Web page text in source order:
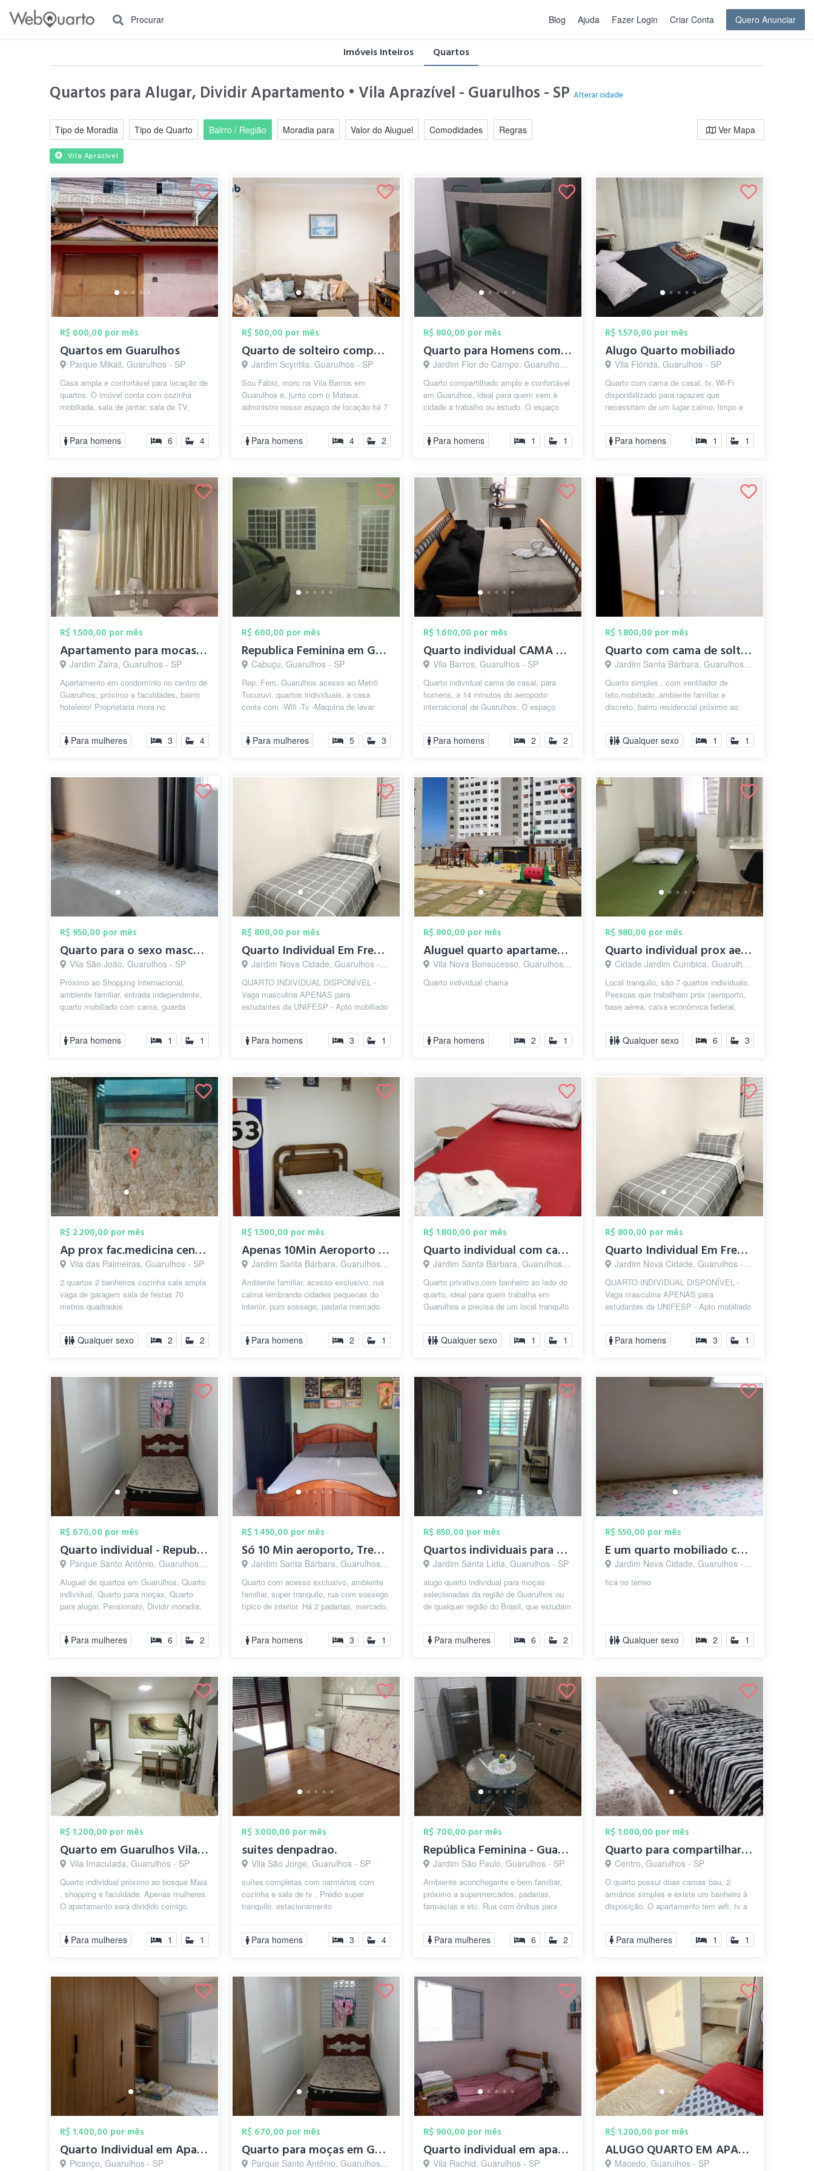
Procurar Blog Ajuda Fazer Login Criar Conta Quero Anunciar
Imóveis Inteiros Quartos
Quartos para Alugar, Dividir Apartamento • Vila Aprazível - Guarulhos - SPAlterar cidade
Tipo de Moradia Tipo de Quarto Bairro / Região Moradia para Valor do Aluguel Comodidades Regras Ver Mapa
Vila Aprazível
R$ 600,00 por mês
Quartos em Guarulhos
Parque Mikail, Guarulhos - SP
Casa ampla e confortável para locação de
quartos. O imóvel conta com cozinha
mobiliada, sala de jantar, sala de TV,
Para homens 6 4
R$ 500,00 por mês
Quarto de solteiro compartilhado, soment...
Jardim Scyntila, Guarulhos - SP
Sou Fábio, moro na Vila Barros em
Guarulhos e, junto com o Mateus,
administro nosso espaço de locação há 7
empres...
Para homens 4 2
R$ 800,00 por mês
Quarto para Homens compartilhado com cam...
Jardim Flor do Campo, Guarulhos - SP
Quarto compartilhado amplo e confortável
em Guarulhos, ideal para quem vem à
cidade a trabalho ou estudo. O espaço
Para homens 1 1
R$ 1.570,00 por mês
Alugo Quarto mobiliado
Vila Flórida, Guarulhos - SP
Quarto com cama de casal, tv, Wi-Fi
disponibilizado para rapazes que
necessitam de um lugar calmo, limpo e
apenas um...
Para homens 1 1
R$ 1.500,00 por mês
Apartamento para mocas em ambiente famil...
Jardim Zaira, Guarulhos - SP
Apartamento em condomínio no centro de
Guarulhos, próximo a faculdades, bairro
hoteleiro! Proprietaria mora no
moça...
Para mulheres 3 4
R$ 600,00 por mês
Republica Feminina em Guarulhos (Contine...
Cabuçu, Guarulhos - SP
Rep. Fem. Guarulhos acesso ao Metrô
Tucuruvi. quartos individuais, a casa
conta com -Wifi -Tv -Maquina de lavar
Para mulheres 5 3
R$ 1.600,00 por mês
Quarto individual CAMA QUEEN SIZE muito ...
Vila Barros, Guarulhos - SP
Quarto individual cama de casal, para
homens, a 14 minutos do aeroporto
internacional de Guarulhos. O espaço
microondas,...
Para homens 2 2
R$ 1.800,00 por mês
Quarto com cama de solteiro
Jardim Santa Bárbara, Guarulhos - SP
Quarto simples , com ventilador de
teto,mobiliado ,ambiente familiar e
discreto, bairro residencial próximo ao
Guarulh...
Qualquer sexo 1 1
R$ 950,00 por mês
Quarto para o sexo masculino
Vila São João, Guarulhos - SP
Próximo ao Shopping Internacional,
ambiente familiar, entrada independente,
quarto mobiliado com cama, guarda
mesi...
Para homens 1 1
R$ 800,00 por mês
Quarto Individual Em Frente a UNIFESP - ...
Jardim Nova Cidade, Guarulhos - SP
QUARTO INDIVIDUAL DISPONÍVEL -
Vaga masculina APENAS para
estudantes da UNIFESP - Apto mobiliado
banheiro e 3 quart...
Para homens 3 1
R$ 800,00 por mês
Aluguel quarto apartamento
Vila Nova Bonsucesso, Guarulhos - SP
Quarto individual chama
Para homens 2 1
R$ 980,00 por mês
Quarto individual prox aeroporto/ base ...
Cidade Jardim Cumbica, Guarulhos - SP
Local tranquilo, são 7 quartos individuais.
Pessoas que trabalham próx (aeroporto,
base aérea, caixa econômica federal,
Qualquer sexo 6 3
R$ 2.200,00 por mês
Ap prox fac.medicina centro de guarulhos
Vila das Palmeiras, Guarulhos - SP
2 quartos 2 banheiros cozinha sala ampla
vaga de garagem sala de festas 70
metros quadrados
Qualquer sexo 2 2
R$ 1.500,00 por mês
Apenas 10Min Aeroporto Trem/Metrô Sesc C...
Jardim Santa Bárbara, Guarulhos - SP
Ambiente familiar, acesso exclusivo, rua
calma lembrando cidades pequenas do
interior, puro sossego, padaria mercado
Para homens 2 1
R$ 1.800,00 por mês
Quarto individual com cama de solteiro,S...
Jardim Santa Bárbara, Guarulhos - SP
Quarto privativo,com banheiro ao lado do
quarto, ideal para quem trabalha em
Guarulhos e precisa de um local tranquilo
Qualquer sexo 1 1
R$ 800,00 por mês
Quarto Individual Em Frente a UNIFESP - ...
Jardim Nova Cidade, Guarulhos - SP
QUARTO INDIVIDUAL DISPONÍVEL -
Vaga masculina APENAS para
estudantes da UNIFESP - Apto mobiliado
banheiro e 3 quart...
Para homens 3 1
R$ 670,00 por mês
Quarto individual - Republica Feminina G...
Parque Santo Antônio, Guarulhos - SP
Aluguel de quartos em Guarulhos, Quarto
individual, Quarto para moças, Quarto
para alugar, Pensionato, Dividir moradia,
Para mulheres 6 2
R$ 1.450,00 por mês
Só 10 Min aeroporto, Trem/Metrô, Sesc, C...
Jardim Santa Bárbara, Guarulhos - SP
Quarto com acesso exclusivo, ambiente
familiar, super tranquilo, rua com sossego
típico de interior. Há 2 padarias, mercado,
Para homens 3 1
R$ 850,00 por mês
Quartos individuais para mulheres
Jardim Santa Lídia, Guarulhos - SP
alugo quarto individual para moças
selecionadas da região de Guarulhos ou
de qualquer região do Brasil, que estudam
Para mulheres 6 2
R$ 550,00 por mês
E um quarto mobiliado com guarda roupa e...
Jardim Nova Cidade, Guarulhos - SP
fica no terreo
Qualquer sexo 2 1
R$ 1.200,00 por mês
Quarto em Guarulhos Vila Rio
Vila Imaculada, Guarulhos - SP
Quarto individual próximo ao bosque Maia
, shopping e faculdade. Apenas mulheres.
O apartamento será dividido comigo.
Para mulheres 1 1
R$ 3.000,00 por mês
suites denpadrao.
Vila São Jorge, Guarulhos - SP
suítes completas com narmários com
cozinha e sala de tv . Prédio super
tranquilo. estacionamento
Para homens 3 4
R$ 700,00 por mês
República Feminina - Guarulhos/SP (prox....
Jardim São Paulo, Guarulhos - SP
Ambiente aconchegante e bem familiar,
próximo a supermercados, padarias,
farmácias e etc. Rua com ônibus para
Para mulheres 6 2
R$ 1.000,00 por mês
Quarto para compartilhar 2 pessoas valor...
Centro, Guarulhos - SP
O quarto possui duas camas bau, 2
armários simples e existe um banheiro à
disposição. O apartamento tem wifi, tv a
Para mulheres 1 1
R$ 1.400,00 por mês
Quarto Individual em Apartamento Compart...
Picanço, Guarulhos - SP
R$ 670,00 por mês
Quarto para moças em Guarulhos - Pension...
Parque Santo Antônio, Guarulhos - SP
R$ 900,00 por mês
Quarto individual em apartamento totalme...
Vila Rachid, Guarulhos - SP
R$ 1.200,00 por mês
ALUGO QUARTO EM APARTAMENTO PROX CENTRO ...
Macedo, Guarulhos - SP